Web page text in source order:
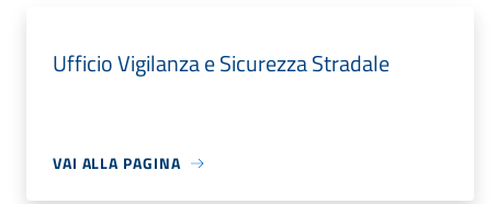
Ufficio Vigilanza e Sicurezza Stradale
VAI ALLA PAGINA